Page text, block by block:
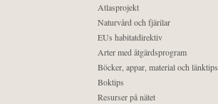
Atlasprojekt
Naturvård och fjärilar
EUs habitatdirektiv
Arter med åtgärdsprogram
Böcker, appar, material och länktips
Boktips
Resurser på nätet